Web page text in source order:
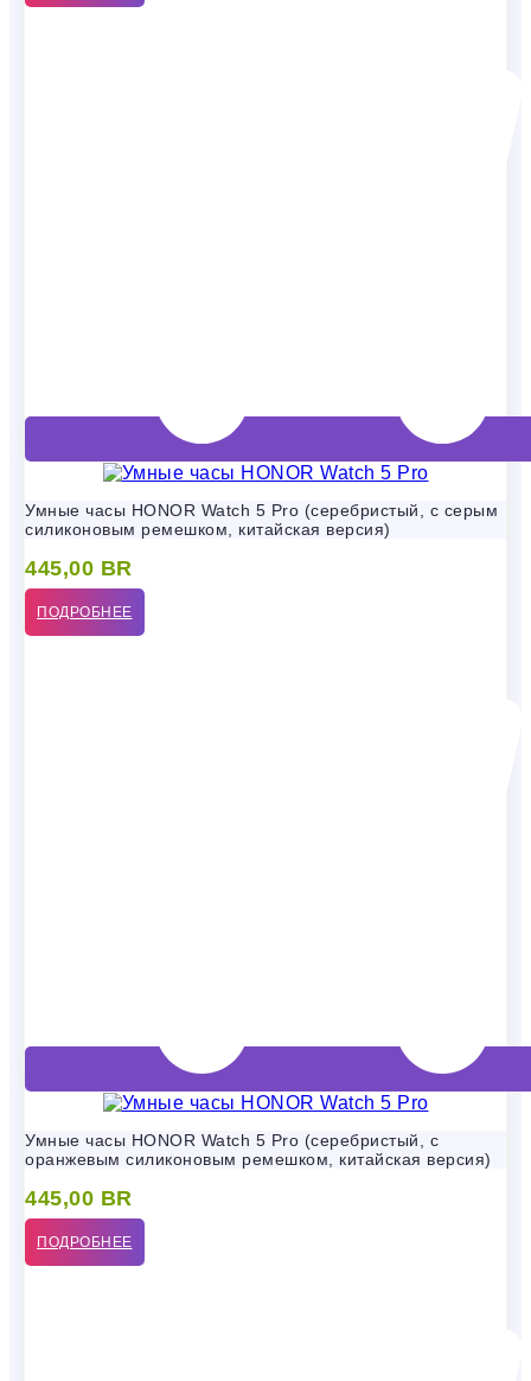
Умные часы HONOR Watch 5 Pro (серебристый, с серым
силиконовым ремешком, китайская версия)
445,00 BR
ПОДРОБНЕЕ
Умные часы HONOR Watch 5 Pro (серебристый, с
оранжевым силиконовым ремешком, китайская версия)
445,00 BR
ПОДРОБНЕЕ